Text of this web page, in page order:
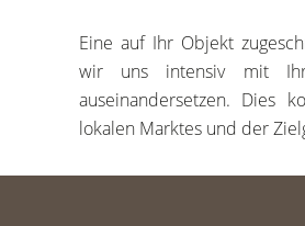
Eine auf Ihr Objekt
wir uns intensiv mit
auseinandersetzen. Dies
lokalen Marktes und der